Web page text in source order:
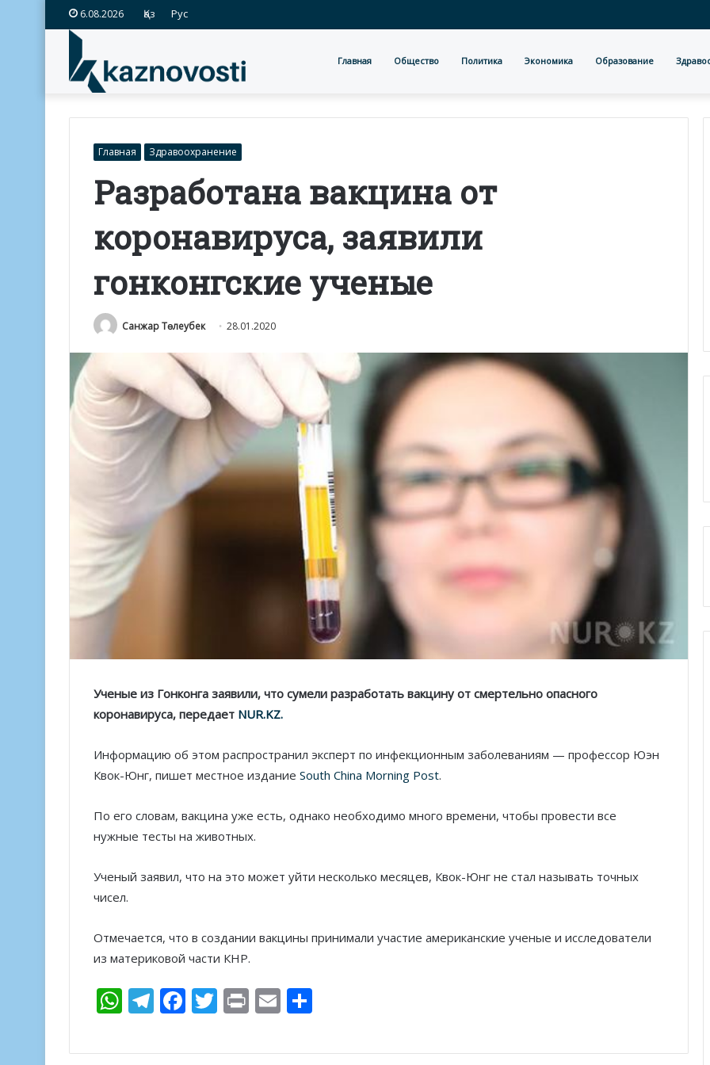
6.08.2026 Қаз Рус
Главная Общество Политика Экономика Образование
Главная Здравоохранение
Разработана вакцина от
коронавируса, заявили
гонконгские ученые
Санжар Төлеубек 28.01.2020
Ученые из Гонконга заявили, что сумели разработать вакцину от смертельно опасного
коронавируса, передает NUR.KZ.
Информацию об этом распространил эксперт по инфекционным заболеваниям — профессор Юэн
Квок-Юнг, пишет местное издание South China Morning Post.
По его словам, вакцина уже есть, однако необходимо много времени, чтобы провести все
нужные тесты на животных.
Ученый заявил, что на это может уйти несколько месяцев, Квок-Юнг не стал называть точных
чисел.
Отмечается, что в создании вакцины принимали участие американские ученые и исследователи
из материковой части КНР.
W
at
T
e
F
e
T
itt
Pr
t
E
ai п